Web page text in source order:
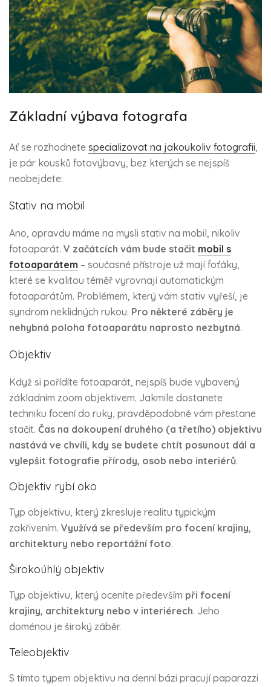
Základní výbava fotografa
Ať se rozhodnete specializovat na jakoukoliv fotografii,
je pár kousků fotovýbavy, bez kterých se nejspíš
neobejdete:
Stativ na mobil
Ano, opravdu máme na mysli stativ na mobil, nikoliv
fotoaparát. V začátcích vám bude stačit mobil s
fotoaparátem – současné přístroje už mají foťáky,
které se kvalitou téměř vyrovnají automatickým
fotoaparátům. Problémem, který vám stativ vyřeší, je
syndrom neklidných rukou. Pro některé záběry je
nehybná poloha fotoaparátu naprosto nezbytná.
Objektiv
Když si pořídíte fotoaparát, nejspíš bude vybavený
základním zoom objektivem. Jakmile dostanete
techniku focení do ruky, pravděpodobně vám přestane
stačit. Čas na dokoupení druhého (a třetího) objektivu
nastává ve chvíli, kdy se budete chtít posunout dál a
vylepšit fotografie přírody, osob nebo interiérů.
Objektiv rybí oko
Typ objektivu, který zkresluje realitu typickým
zakřivením. Využívá se především pro focení krajiny,
architektury nebo reportážní foto.
Širokoúhlý objektiv
Typ objektivu, který oceníte především při focení
krajiny, architektury nebo v interiérech. Jeho
doménou je široký záběr.
Teleobjektiv
S tímto typem objektivu na denní bázi pracují paparazzi